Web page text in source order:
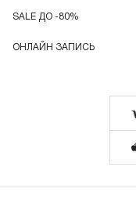
SALE ДО -80%
ОНЛАЙН ЗАПИСЬ